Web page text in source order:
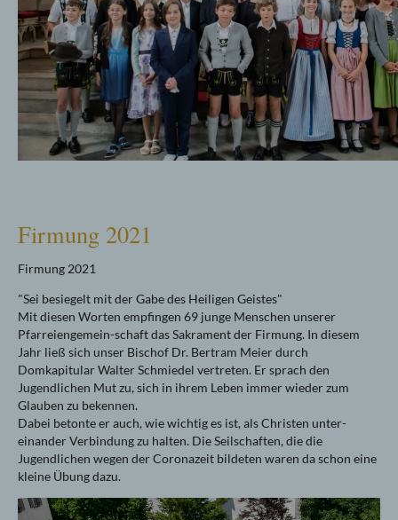
Firmung 2021
Firmung 2021
"Sei besiegelt mit der Gabe des Heiligen Geistes"
Mit diesen Worten empfingen 69 junge Menschen unserer
Pfarreiengemein-schaft das Sakrament der Firmung. In diesem
Jahr ließ sich unser Bischof Dr. Bertram Meier durch
Domkapitular Walter Schmiedel vertreten. Er sprach den
Jugendlichen Mut zu, sich in ihrem Leben immer wieder zum
Glauben zu bekennen.
Dabei betonte er auch, wie wichtig es ist, als Christen unter-
einander Verbindung zu halten. Die Seilschaften, die die
Jugendlichen wegen der Coronazeit bildeten waren da schon eine
kleine Übung dazu.